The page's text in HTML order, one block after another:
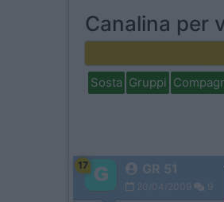
Canalina per
Sosta Gruppi
17 GR 51
20/04/2009 9